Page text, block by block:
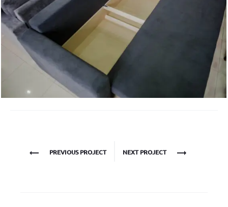
ProjectPREVIOUS PROJECT NEXT PROJECT